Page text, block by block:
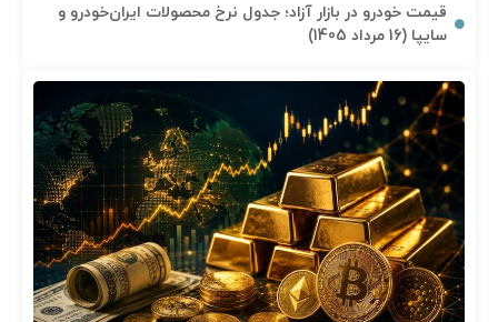
قیمت خودرو در بازار آزاد؛ جدول نرخ محصولات ایران‌خودرو و
سایپا (16 مرداد 1405)